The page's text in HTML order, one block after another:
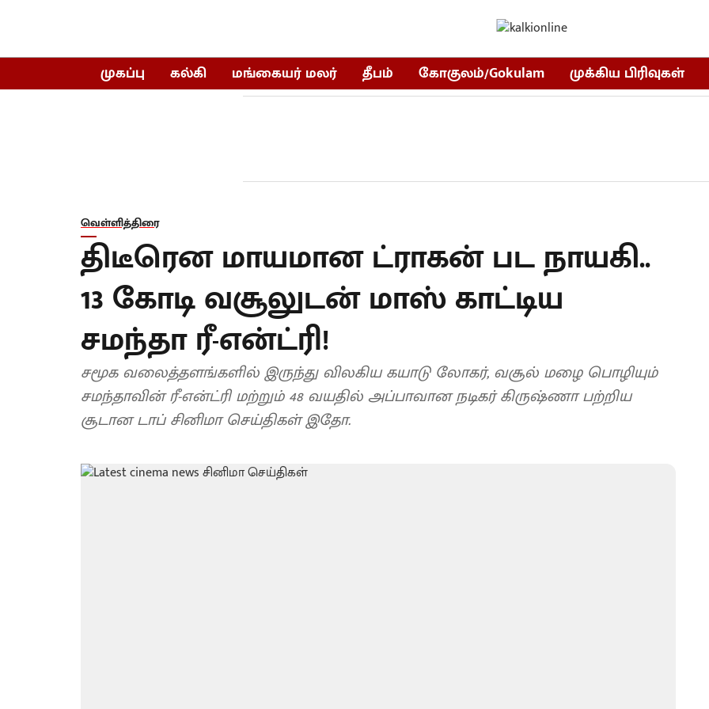
முகப்பு கல்கி மங்கையர் மலர் தீபம் கோகுலம்/Gokulam முக்கிய பிரிவுகள்
வெள்ளித்திரை
திடீரென மாயமான ட்ராகன் பட நாயகி..
13 கோடி வசூலுடன் மாஸ் காட்டிய
சமந்தா ரீ-என்ட்ரி!
சமூக வலைத்தளங்களில் இருந்து விலகிய கயாடு லோகர், வசூல் மழை பொழியும்
சமந்தாவின் ரீ-என்ட்ரி மற்றும் 48 வயதில் அப்பாவான நடிகர் கிருஷ்ணா பற்றிய
சூடான டாப் சினிமா செய்திகள் இதோ.